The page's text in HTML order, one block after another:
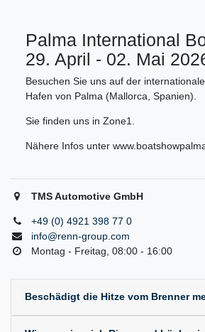
Palma International
29. April - 02. Mai
Besuchen Sie uns auf der
Hafen von Palma (Mallorca, Spanien).
Sie finden uns in Zone1.
Nähere Infos unter
TMS Automotive GmbH
+49 (0) 4921 398 77 0
info@renn-group.com
Montag - Freitag, 08:00 - 16:00
Beschädigt die Hitze vom Brenner